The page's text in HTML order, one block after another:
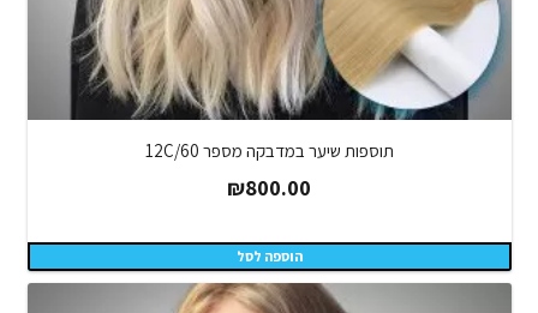
תוספות שיער במדבקה מספר 12C/60
₪800.00
הוספה לסל